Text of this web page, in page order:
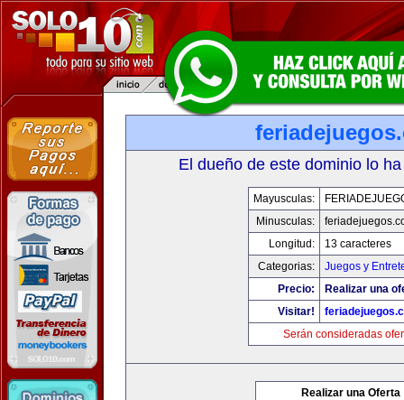
El dueño de este dominio lo
Mayusculas:
Minusculas:
Longitud:
13 caracteres
Categorias:
Juegos y
Precio:
Realizar una
Visitar!
Serán consideradas
Realizar una Oferta